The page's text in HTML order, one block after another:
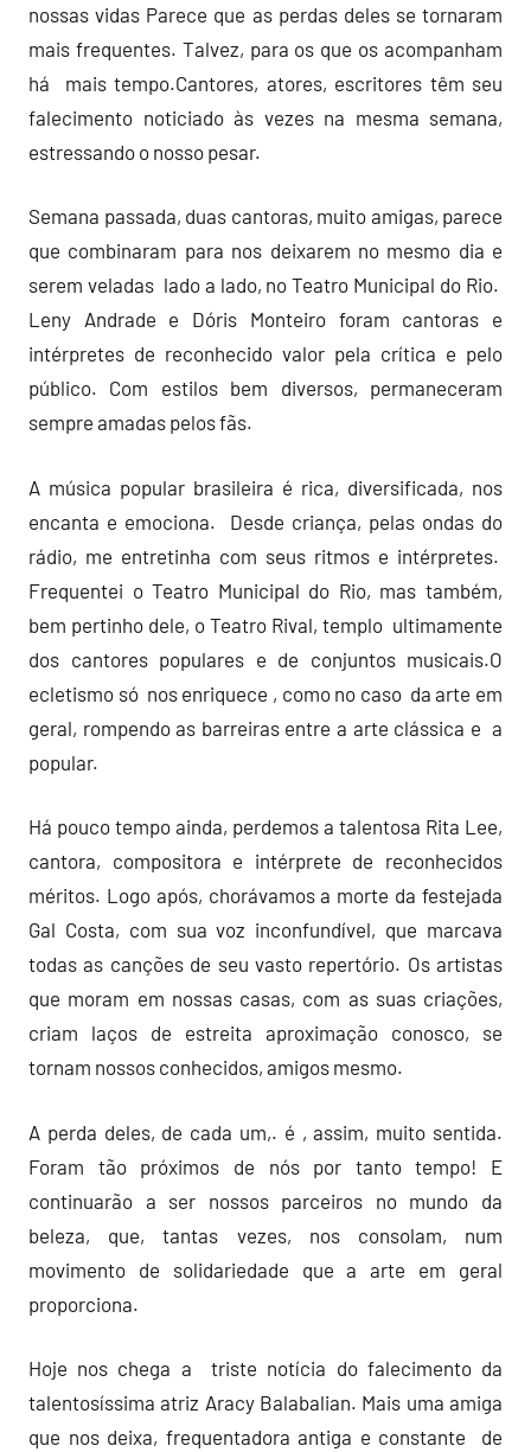
nossas vidas Parece que as perdas deles se tornaram
mais frequentes. Talvez, para os que os acompanham
há mais tempo.Cantores, atores, escritores têm seu
falecimento noticiado às vezes na mesma semana,
estressando o nosso pesar.
Semana passada, duas cantoras, muito amigas, parece
que combinaram para nos deixarem no mesmo dia e
serem veladas lado a lado, no Teatro Municipal do Rio.
Leny Andrade e Dóris Monteiro foram cantoras e
intérpretes de reconhecido valor pela crítica e pelo
público. Com estilos bem diversos, permaneceram
sempre amadas pelos fãs.
A música popular brasileira é rica, diversificada, nos
encanta e emociona. Desde criança, pelas ondas do
rádio, me entretinha com seus ritmos e intérpretes.
Frequentei o Teatro Municipal do Rio, mas também,
bem pertinho dele, o Teatro Rival, templo ultimamente
dos cantores populares e de conjuntos musicais.O
ecletismo só nos enriquece , como no caso da arte em
geral, rompendo as barreiras entre a arte clássica e a
popular.
Há pouco tempo ainda, perdemos a talentosa Rita Lee,
cantora, compositora e intérprete de reconhecidos
méritos. Logo após, chorávamos a morte da festejada
Gal Costa, com sua voz inconfundível, que marcava
todas as canções de seu vasto repertório. Os artistas
que moram em nossas casas, com as suas criações,
criam laços de estreita aproximação conosco, se
tornam nossos conhecidos, amigos mesmo.
A perda deles, de cada um,. é , assim, muito sentida.
Foram tão próximos de nós por tanto tempo! E
continuarão a ser nossos parceiros no mundo da
beleza, que, tantas vezes, nos consolam, num
movimento de solidariedade que a arte em geral
proporciona.
Hoje nos chega a triste notícia do falecimento da
talentosíssima atriz Aracy Balabalian. Mais uma amiga
que nos deixa, frequentadora antiga e constante de